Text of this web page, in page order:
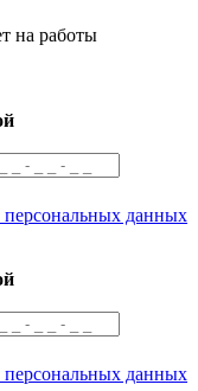
на работы
персональных данных
персональных данных